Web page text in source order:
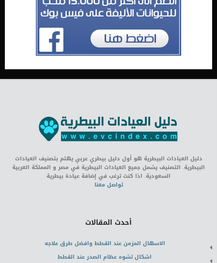
دليل العيادات البيطرية هو أول دليل بيطري عربي يهتم بتصنيف العيادات
البيطرية. التصنيف يشمل جميع العيادات البيطرية في مصر و المملكة العربية
السعودية. اذا كنت ترغب في إضافة عيادة بيطرية
تواصل معنا
أحدث المقالات
الاسهال المزمن عند القطط وافضل طرق علاجه
اشكال تشوه عظام الصدر عند القطط